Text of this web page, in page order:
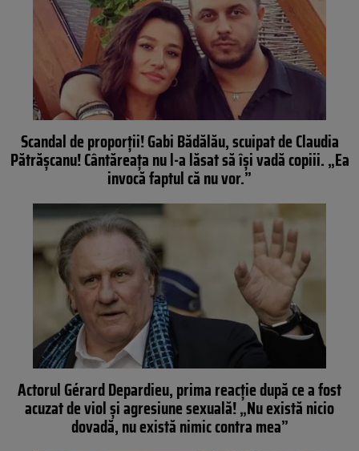
Scandal de proporții! Gabi Bădălău, scuipat de Claudia
Pătrășcanu! Cântăreața nu l-a lăsat să își vadă copiii. „Ea
invocă faptul că nu vor.”
Actorul Gérard Depardieu, prima reacție după ce a fost
acuzat de viol și agresiune sexuală! „Nu există nicio
dovadă, nu există nimic contra mea”